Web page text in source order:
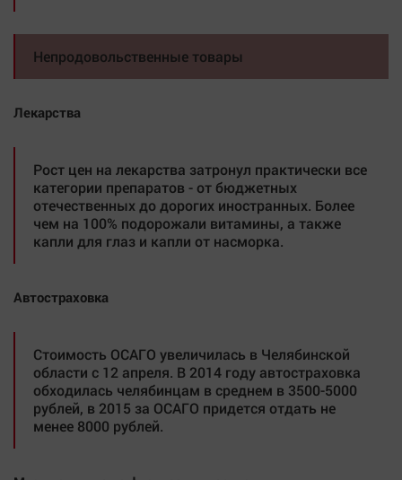
Непродовольственные товары
Лекарства
Рост цен на лекарства затронул практически все
категории препаратов - от бюджетных
отечественных до дорогих иностранных. Более
чем на 100% подорожали витамины, а также
капли для глаз и капли от насморка.
Автостраховка
Стоимость ОСАГО увеличилась в Челябинской
области с 12 апреля. В 2014 году автостраховка
обходилась челябинцам в среднем в 3500-5000
рублей, в 2015 за ОСАГО придется отдать не
менее 8000 рублей.